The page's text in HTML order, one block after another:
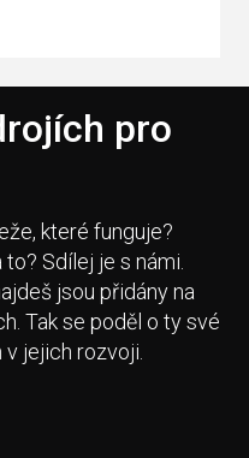
pro
které funguje?
Sdílej je s námi.
jsou přidány na
Tak se poděl o ty své
jejich rozvoji.